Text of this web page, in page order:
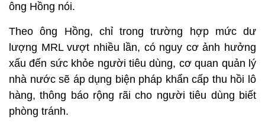
ông Hồng nói.
Theo ông Hồng, chỉ trong trường hợp mức dư
lượng MRL vượt nhiều lần, có nguy cơ ảnh hưởng
xấu đến sức khỏe người tiêu dùng, cơ quan quản lý
nhà nước sẽ áp dụng biện pháp khẩn cấp thu hồi lô
hàng, thông báo rộng rãi cho người tiêu dùng biết
phòng tránh.